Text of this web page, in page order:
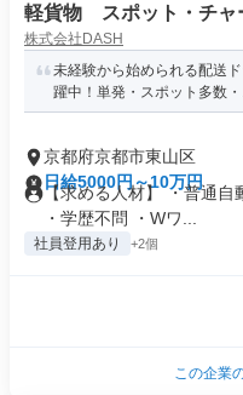
軽貨物 スポット・チャ
株式会社DASH
未経験から始められる配送
躍中！単発・スポット多数
京都府京都市東山区
日給5000円～10万円
【求める人材】 ・普通自
・学歴不問 ・Wワ...
社員登用あり +2個
この企業